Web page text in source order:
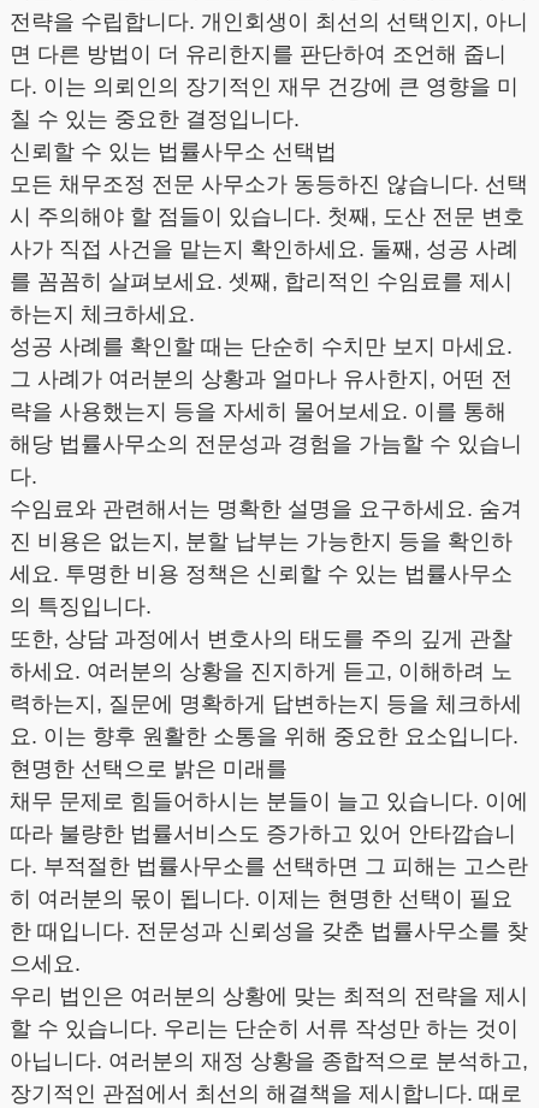
전략을 수립합니다. 개인회생이 최선의 선택인지, 아니
면 다른 방법이 더 유리한지를 판단하여 조언해 줍니
다. 이는 의뢰인의 장기적인 재무 건강에 큰 영향을 미
칠 수 있는 중요한 결정입니다.
신뢰할 수 있는 법률사무소 선택법
모든 채무조정 전문 사무소가 동등하진 않습니다. 선택
시 주의해야 할 점들이 있습니다. 첫째, 도산 전문 변호
사가 직접 사건을 맡는지 확인하세요. 둘째, 성공 사례
를 꼼꼼히 살펴보세요. 셋째, 합리적인 수임료를 제시
하는지 체크하세요.
성공 사례를 확인할 때는 단순히 수치만 보지 마세요.
그 사례가 여러분의 상황과 얼마나 유사한지, 어떤 전
략을 사용했는지 등을 자세히 물어보세요. 이를 통해
해당 법률사무소의 전문성과 경험을 가늠할 수 있습니
다.
수임료와 관련해서는 명확한 설명을 요구하세요. 숨겨
진 비용은 없는지, 분할 납부는 가능한지 등을 확인하
세요. 투명한 비용 정책은 신뢰할 수 있는 법률사무소
의 특징입니다.
또한, 상담 과정에서 변호사의 태도를 주의 깊게 관찰
하세요. 여러분의 상황을 진지하게 듣고, 이해하려 노
력하는지, 질문에 명확하게 답변하는지 등을 체크하세
요. 이는 향후 원활한 소통을 위해 중요한 요소입니다.
현명한 선택으로 밝은 미래를
채무 문제로 힘들어하시는 분들이 늘고 있습니다. 이에
따라 불량한 법률서비스도 증가하고 있어 안타깝습니
다. 부적절한 법률사무소를 선택하면 그 피해는 고스란
히 여러분의 몫이 됩니다. 이제는 현명한 선택이 필요
한 때입니다. 전문성과 신뢰성을 갖춘 법률사무소를 찾
으세요.
우리 법인은 여러분의 상황에 맞는 최적의 전략을 제시
할 수 있습니다. 우리는 단순히 서류 작성만 하는 것이
아닙니다. 여러분의 재정 상황을 종합적으로 분석하고,
장기적인 관점에서 최선의 해결책을 제시합니다. 때로